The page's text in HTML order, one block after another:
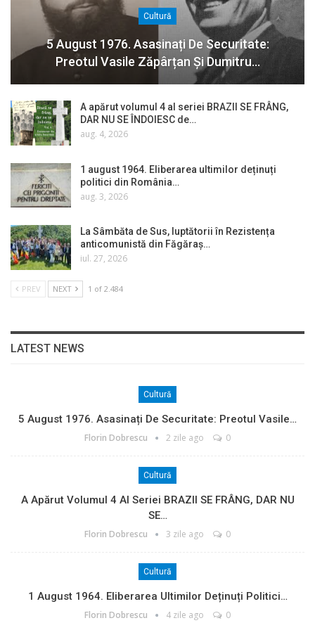
Cultură
5 August 1976. Asasinați De Securitate:
Preotul Vasile Zăpârțan Și Dumitru…
A apărut volumul 4 al seriei BRAZII SE FRÂNG,
DAR NU SE ÎNDOIESC de…
aug. 4, 2026
1 august 1964. Eliberarea ultimilor deținuți
politici din România…
aug. 3, 2026
La Sâmbăta de Sus, luptătorii în Rezistența
anticomunistă din Făgăraș…
iul. 27, 2026
PREV NEXT 1 of 2.484
LATEST NEWS
Cultură
5 August 1976. Asasinați De Securitate: Preotul Vasile…
Florin Dobrescu 2 zile ago 0
Cultură
A Apărut Volumul 4 Al Seriei BRAZII SE FRÂNG, DAR NU
SE…
Florin Dobrescu 3 zile ago 0
Cultură
1 August 1964. Eliberarea Ultimilor Deținuți Politici…
Florin Dobrescu 4 zile ago 0